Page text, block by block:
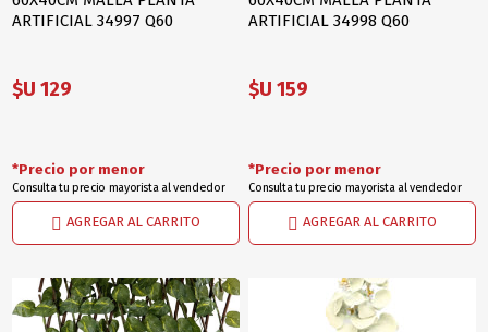
ARTIFICIAL 34997 Q60
$U 129
AGREGAR AL CARRITO
*Precio por menor
Consulta tu precio mayorista al vendedor
ARTIFICIAL 34998 Q60
$U 159
AGREGAR AL CARRITO
*Precio por menor
Consulta tu precio mayorista al vendedor